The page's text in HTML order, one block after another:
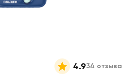
4.934 отзыва